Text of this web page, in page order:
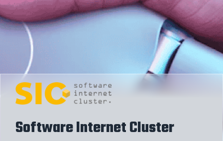
Software Internet Cluster